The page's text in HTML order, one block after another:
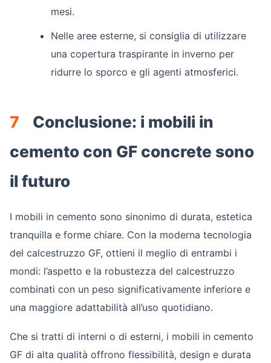
mesi.
Nelle aree esterne, si consiglia di utilizzare
una copertura traspirante in inverno per
ridurre lo sporco e gli agenti atmosferici.
7
Conclusione: i mobili in
cemento con GF concrete sono
il futuro
I mobili in cemento sono sinonimo di durata, estetica
tranquilla e forme chiare. Con la moderna tecnologia
del calcestruzzo GF, ottieni il meglio di entrambi i
mondi: l’aspetto e la robustezza del calcestruzzo
combinati con un peso significativamente inferiore e
una maggiore adattabilità all’uso quotidiano.
Che si tratti di interni o di esterni, i mobili in cemento
GF di alta qualità offrono flessibilità, design e durata